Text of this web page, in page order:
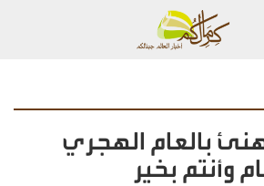
بالعام الهجري
وأنتم بخير